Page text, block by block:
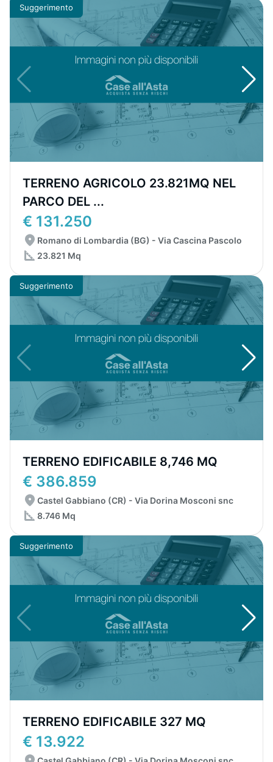
Suggerimento
TERRENO AGRICOLO 23.821MQ NEL
PARCO DEL ...
€ 131.250
Romano di Lombardia (BG) - Via Cascina Pascolo
23.821 Mq
Suggerimento
TERRENO EDIFICABILE 8,746 MQ
€ 386.859
Castel Gabbiano (CR) - Via Dorina Mosconi snc
8.746 Mq
Suggerimento
TERRENO EDIFICABILE 327 MQ
€ 13.922